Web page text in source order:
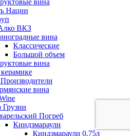
вина
Нации
ВКЗ
вина
Классические
Большой объем
вина
вина
Грузии
Погреб
Киндзмараули
Киндзмараули 0,75л